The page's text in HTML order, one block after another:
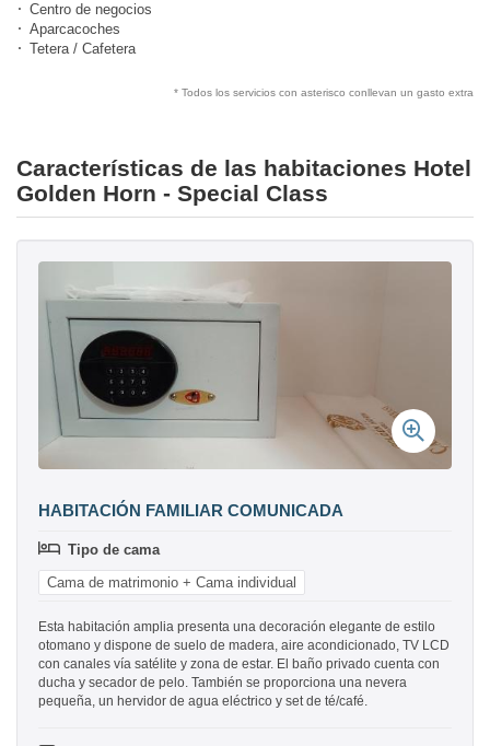
Centro de negocios
Aparcacoches
Tetera / Cafetera
* Todos los servicios con asterisco conllevan un gasto extra
Características de las habitaciones Hotel
Golden Horn - Special Class
HABITACIÓN FAMILIAR COMUNICADA
Tipo de cama
Cama de matrimonio + Cama individual
Esta habitación amplia presenta una decoración elegante de estilo
otomano y dispone de suelo de madera, aire acondicionado, TV LCD
con canales vía satélite y zona de estar. El baño privado cuenta con
ducha y secador de pelo. También se proporciona una nevera
pequeña, un hervidor de agua eléctrico y set de té/café.